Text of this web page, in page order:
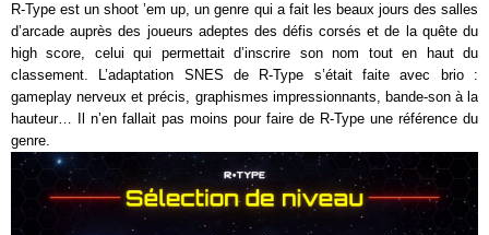
R-Type est un shoot ’em up, un genre qui a fait les beaux jours des salles
d’arcade auprès des joueurs adeptes des défis corsés et de la quête du
high score, celui qui permettait d’inscrire son nom tout en haut du
classement. L’adaptation SNES de R-Type s’était faite avec brio :
gameplay nerveux et précis, graphismes impressionnants, bande-son à la
hauteur… Il n’en fallait pas moins pour faire de R-Type une référence du
genre.